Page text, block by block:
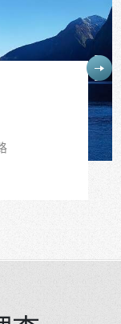
出團
紐西
皇后